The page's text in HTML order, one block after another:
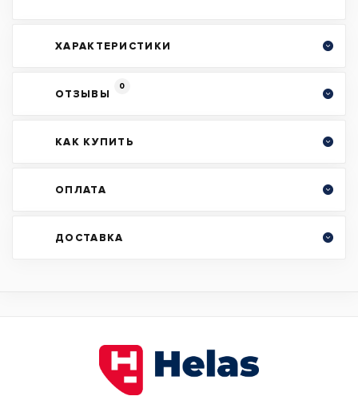
ХАРАКТЕРИСТИКИ
ОТЗЫВЫ
0
КАК КУПИТЬ
ОПЛАТА
ДОСТАВКА